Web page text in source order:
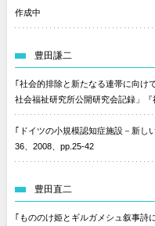
作成中
豊田謙二
｢社会的排除と新たなる連帯に向
社会福祉研究所公開研究会記録」
｢ドイツの小規模認知症施設－新し
36、2008、pp.25-42
豊田直二
｢もののけ姫とギルガメシュ叙事詩